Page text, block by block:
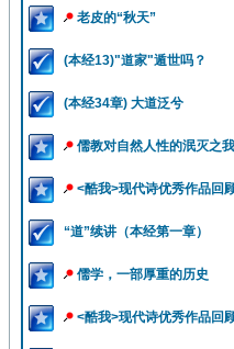
老皮的“秋天”
(本经13)"道家"遁世吗？
(本经34章) 大道泛兮
儒教对自然人性的泯灭之
<酷我>现代诗优秀作品回
“道”续讲（本经第一章）
儒学，一部厚重的历史
<酷我>现代诗优秀作品回